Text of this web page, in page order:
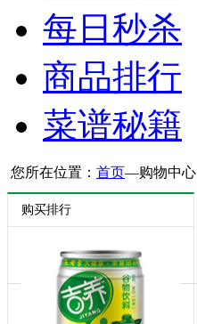
每日秒杀
商品排行
菜谱秘籍
您所在位置： 首页—购物中心
购买排行